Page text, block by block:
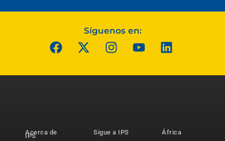
Síguenos en:
Acerca de
IPS
Sigue a IPS
África